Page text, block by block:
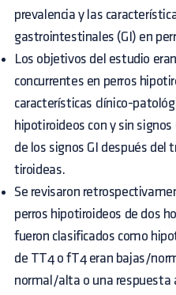
prevalencia y las
gastrointestinales (GI) en
Los objetivos del estudio
concurrentes en perros
características clínico-
hipotiroideos con y sin
de los signos GI después
tiroideas.
Se revisaron
perros hipotiroideos de dos
fueron clasificados como
de TT4 o fT4 eran bajas/
normal/alta o una respuesta